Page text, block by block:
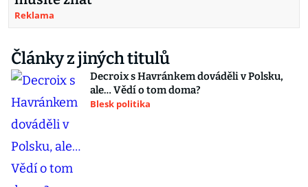
Reklama
Články z jiných titulů
Decroix s Havránkem dováděli v Polsku,
ale… Vědí o tom doma?
Blesk politika